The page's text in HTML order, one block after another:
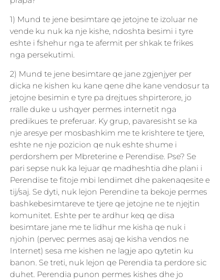
1) Mund te jene besimtare qe jetojne te izoluar ne
vende ku nuk ka nje kishe, ndoshta besimi i tyre
eshte i fshehur nga te afermit per shkak te frikes
nga persekutimi.
2) Mund te jene besimtare qe jane zgjenjyer per
dicka ne kishen ku kane qene dhe kane vendosur ta
jetojne besimin e tyre pa drejtues shpirterore, jo
rralle duke u ushqyer permes internetit nga
predikues te preferuar. Ky grup, pavaresisht se ka
nje aresye per mosbashkim me te krishtere te tjere,
eshte ne nje pozicion qe nuk eshte shume i
perdorshem per Mbreterine e Perendise. Pse? Se
pari sepse nuk ka lejuar qe madheshtia dhe plani i
Perendise te fitoje mbi lendimet dhe pakenaqesite e
tij/saj. Se dyti, nuk lejon Perendine ta bekoje permes
bashkebesimtareve te tjere qe jetojne ne te njejtin
komunitet. Eshte per te ardhur keq qe disa
besimtare jane me te lidhur me kisha qe nuk i
njohin (pervec permes asaj qe kisha vendos ne
Internet) sesa me kishen ne lagje apo qytetin ku
banon. Se treti, nuk lejon qe Perendia ta perdore sic
duhet. Perendia punon permes kishes dhe jo